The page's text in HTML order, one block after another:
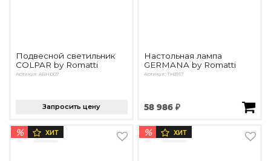
Подвесной светильник
COLPAR by Romatti
Артикул: ARHD07
Запросить цену
Настольная лампа
GERMANA by Romatti
Артикул: TH3167
58 986 ₽
% ХИТ % ХИТ